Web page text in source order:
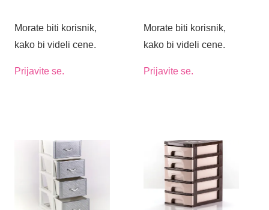
Morate biti korisnik,
kako bi videli cene.
Prijavite se.
Morate biti korisnik,
kako bi videli cene.
Prijavite se.